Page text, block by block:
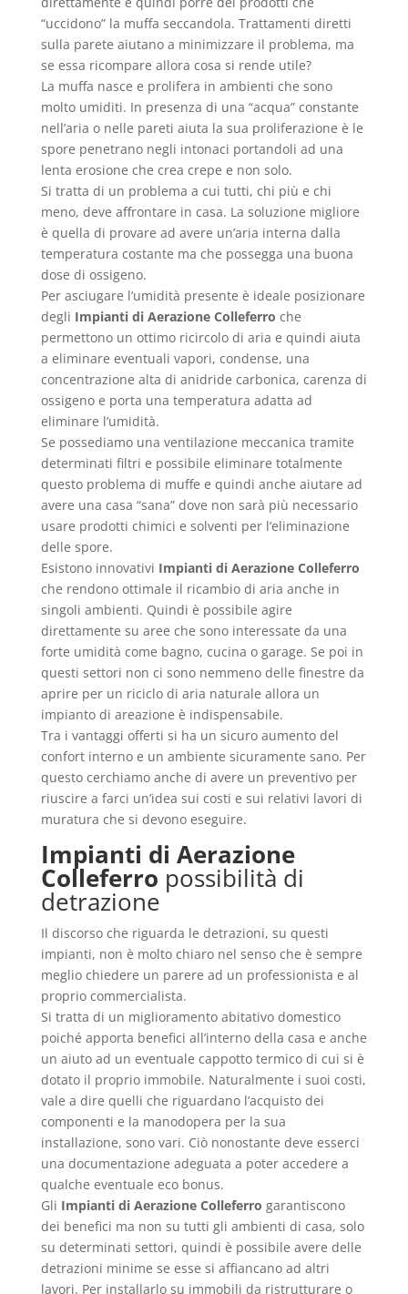
“uccidono” la muffa seccandola. Trattamenti diretti
sulla parete aiutano a minimizzare il problema, ma
se essa ricompare allora cosa si rende utile?
La muffa nasce e prolifera in ambienti che sono
molto umiditi. In presenza di una “acqua” constante
nell’aria o nelle pareti aiuta la sua proliferazione è le
spore penetrano negli intonaci portandoli ad una
lenta erosione che crea crepe e non solo.
Si tratta di un problema a cui tutti, chi più e chi
meno, deve affrontare in casa. La soluzione migliore
è quella di provare ad avere un’aria interna dalla
temperatura costante ma che possegga una buona
dose di ossigeno.
Per asciugare l’umidità presente è ideale posizionare
degli Impianti di Aerazione Colleferro che
permettono un ottimo ricircolo di aria e quindi aiuta
a eliminare eventuali vapori, condense, una
concentrazione alta di anidride carbonica, carenza di
ossigeno e porta una temperatura adatta ad
eliminare l’umidità.
Se possediamo una ventilazione meccanica tramite
determinati filtri e possibile eliminare totalmente
questo problema di muffe e quindi anche aiutare ad
avere una casa “sana” dove non sarà più necessario
usare prodotti chimici e solventi per l’eliminazione
delle spore.
Esistono innovativi Impianti di Aerazione Colleferro
che rendono ottimale il ricambio di aria anche in
singoli ambienti. Quindi è possibile agire
direttamente su aree che sono interessate da una
forte umidità come bagno, cucina o garage. Se poi in
questi settori non ci sono nemmeno delle finestre da
aprire per un riciclo di aria naturale allora un
impianto di areazione è indispensabile.
Tra i vantaggi offerti si ha un sicuro aumento del
confort interno e un ambiente sicuramente sano. Per
questo cerchiamo anche di avere un preventivo per
riuscire a farci un’idea sui costi e sui relativi lavori di
muratura che si devono eseguire.
Impianti di Aerazione
Colleferro possibilità di
detrazione
Il discorso che riguarda le detrazioni, su questi
impianti, non è molto chiaro nel senso che è sempre
meglio chiedere un parere ad un professionista e al
proprio commercialista.
Si tratta di un miglioramento abitativo domestico
poiché apporta benefici all’interno della casa e anche
un aiuto ad un eventuale cappotto termico di cui si è
dotato il proprio immobile. Naturalmente i suoi costi,
vale a dire quelli che riguardano l’acquisto dei
componenti e la manodopera per la sua
installazione, sono vari. Ciò nonostante deve esserci
una documentazione adeguata a poter accedere a
qualche eventuale eco bonus.
Gli Impianti di Aerazione Colleferro garantiscono
dei benefici ma non su tutti gli ambienti di casa, solo
su determinati settori, quindi è possibile avere delle
detrazioni minime se esse si affiancano ad altri
lavori. Per installarlo su immobili da ristrutturare o